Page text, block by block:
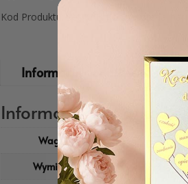
Kod Produktu: Set K+B Porys-Adrenalina
Informacje dodatkowe
Informacje dodatkowe
Waga
0,50 kg
Wymiary
14 × 9 × 11 cm